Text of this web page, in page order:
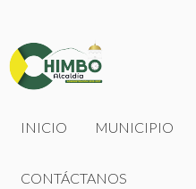
INICIO MUNICIPIO
CONTÁCTANOS